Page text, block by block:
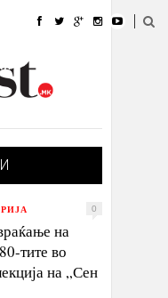
УБАВИНА
0
на
тите во
на „Сен